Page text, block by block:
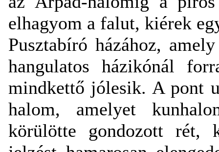
elhagyom a falut, kiérek
Pusztabíró házához,
hangulatos házikónál
mindkettő jólesik. A pont
halom, amelyet
körülötte gondozott rét,